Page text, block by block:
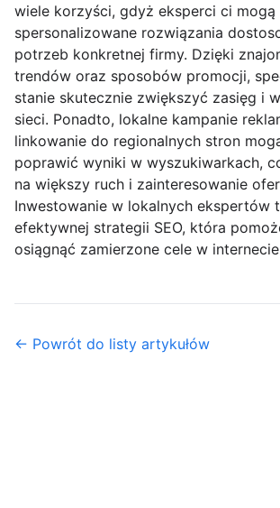
wiele korzyści, gdyż eksperci ci
spersonalizowane rozwiązania
potrzeb konkretnej firmy. Dzięki
trendów oraz sposobów promocji,
stanie skutecznie zwiększyć zasięg i
sieci. Ponadto, lokalne kampanie
linkowanie do regionalnych stron
poprawić wyniki w wyszukiwarkach,
na większy ruch i zainteresowanie
Inwestowanie w lokalnych ekspertów
efektywnej strategii SEO, która
osiągnąć zamierzone cele w
← Powrót do listy artykułów